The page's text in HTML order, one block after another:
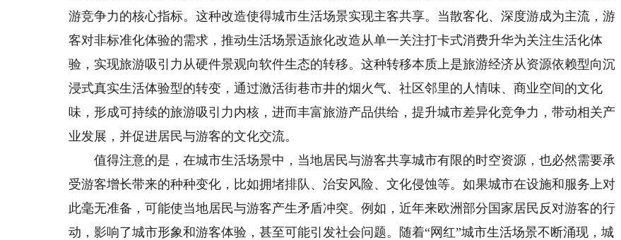
游竞争力的核心指标。这种改造使得城市生活场景实现主客共享。当散客化、深度游成为主流，游
客对非标准化体验的需求，推动生活场景适旅化改造从单一关注打卡式消费升华为关注生活化体
验，实现旅游吸引力从硬件景观向软件生态的转移。这种转移本质上是旅游经济从资源依赖型向沉
浸式真实生活体验型的转变，通过激活街巷市井的烟火气、社区邻里的人情味、商业空间的文化
味，形成可持续的旅游吸引力内核，进而丰富旅游产品供给，提升城市差异化竞争力，带动相关产
业发展，并促进居民与游客的文化交流。
值得注意的是，在城市生活场景中，当地居民与游客共享城市有限的时空资源，也必然需要承
受游客增长带来的种种变化，比如拥堵排队、治安风险、文化侵蚀等。如果城市在设施和服务上对
此毫无准备，可能使当地居民与游客产生矛盾冲突。例如，近年来欧洲部分国家居民反对游客的行
动，影响了城市形象和游客体验，甚至可能引发社会问题。随着“网红”城市生活场景不断涌现，城